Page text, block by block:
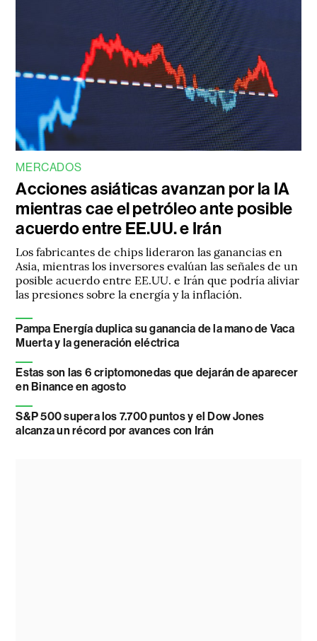
MERCADOS
Acciones asiáticas avanzan por la IA
mientras cae el petróleo ante posible
acuerdo entre EE.UU. e Irán
Los fabricantes de chips lideraron las ganancias en
Asia, mientras los inversores evalúan las señales de un
posible acuerdo entre EE.UU. e Irán que podría aliviar
las presiones sobre la energía y la inflación.
Pampa Energía duplica su ganancia de la mano de Vaca
Muerta y la generación eléctrica
Estas son las 6 criptomonedas que dejarán de aparecer
en Binance en agosto
S&P 500 supera los 7.700 puntos y el Dow Jones
alcanza un récord por avances con Irán